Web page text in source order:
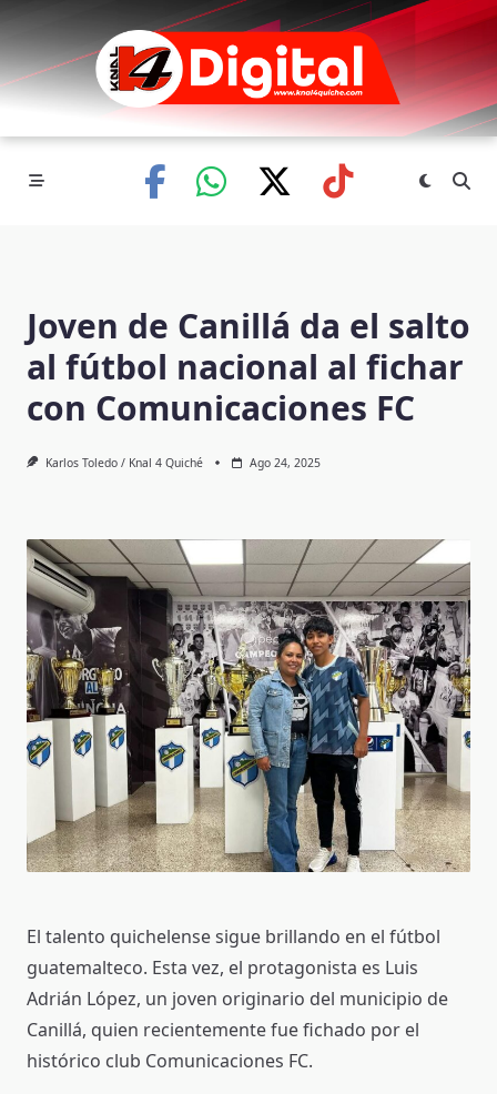
Skip
content
Joven de Canillá da el salto
al fútbol nacional al fichar
con Comunicaciones FC
Karlos Toledo / Knal 4 Quiché Ago 24, 2025
El talento quichelense sigue brillando en el fútbol
guatemalteco. Esta vez, el protagonista es Luis
Adrián López, un joven originario del municipio de
Canillá, quien recientemente fue fichado por el
histórico club Comunicaciones FC.